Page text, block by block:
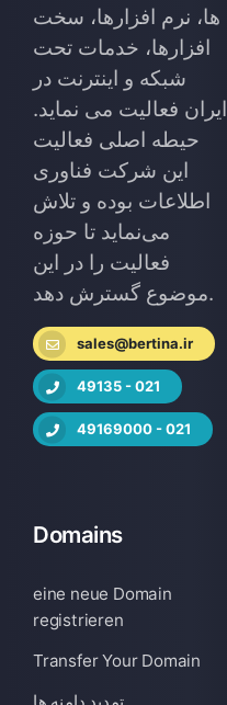
ها، نرم افزارها، سخت
افزارها، خدمات تحت
شبکه و اینترنت در
ایران فعالیت می نماید.
حیطه اصلی فعالیت
این شرکت فناوری
اطلاعات بوده و تلاش
می‌نماید تا حوزه
فعالیت را در این
موضوع گسترش دهد.
sales@bertina.ir
49135 - 021
49169000 - 021
Domains
eine neue Domain
registrieren
Transfer Your Domain